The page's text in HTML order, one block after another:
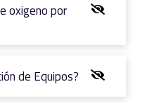
oxigeno por
de Equipos?